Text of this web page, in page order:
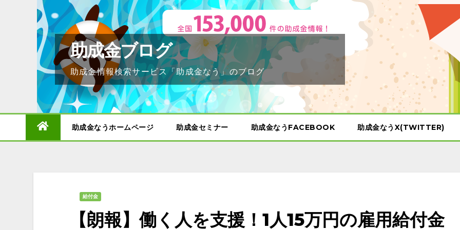
助成金ブログ
助成金情報検索サービス「助成金なう」のブログ
助成金なうホームページ 助成金セミナー 助成金なうFACEBOOK 助成金なうX(TWITTER)
給付金
【朗報】働く人を支援！1人15万円の雇用給付金